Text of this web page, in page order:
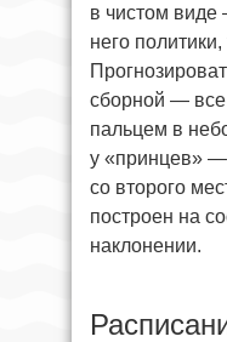
в чистом виде
него
сборной — все
пальцем в
у «принцев»
со второго
построен на
наклонении.